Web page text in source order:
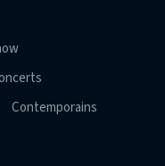
Contemporains